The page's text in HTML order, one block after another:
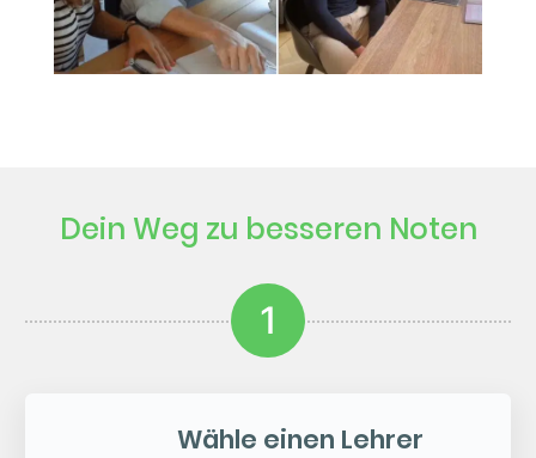
Dein Weg zu besseren Noten
1
Wähle einen Lehrer